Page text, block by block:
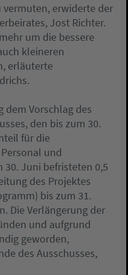
vermuten, erwiderte der
Jost Richter.
um die bessere
kleineren
erläuterte
dem Vorschlag des
den bis zum 30.
für die
und
Juni befristeten 0,5
des Projektes
bis zum 31.
Die Verlängerung der
und aufgrund
geworden,
des Ausschusses,